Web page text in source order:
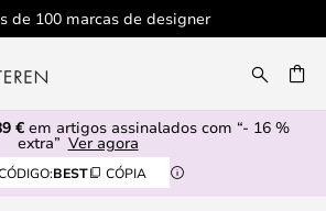
de atendimento profissional
€ em artigos assinalados com “- 16 %
extra” Ver agora
BEST CÓPIA